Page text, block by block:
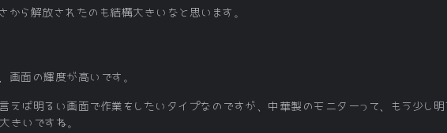
から解放されたのも結構大きいなと思います。
面の輝度が高いです。
えば明るい画面で作業をしたいタイプなのですが、中華製のモニターって、もう少し
きいですね。